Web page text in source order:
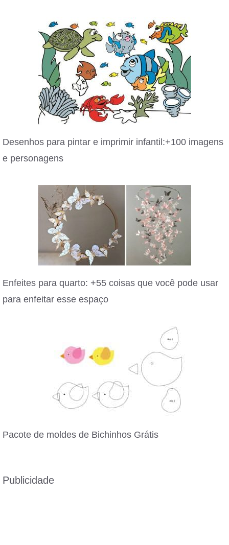
Desenhos para pintar e imprimir infantil:+100 imagens
e personagens
Enfeites para quarto: +55 coisas que você pode usar
para enfeitar esse espaço
Pacote de moldes de Bichinhos Grátis
Publicidade